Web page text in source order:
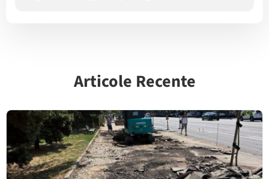
Articole Recente